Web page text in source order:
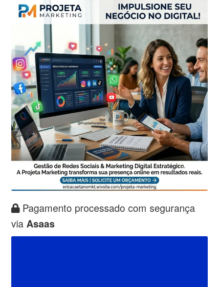
Pagamento processado com segurança
via Asaas